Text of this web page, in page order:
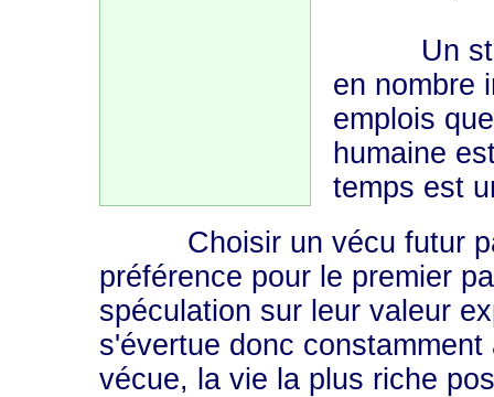
Un stock
en nombre
emplois
humaine
temps est
Choisir un vécu futur
préférence pour le premier
spéculation sur leur valeur
s'évertue donc
vécue, la vie la plus riche